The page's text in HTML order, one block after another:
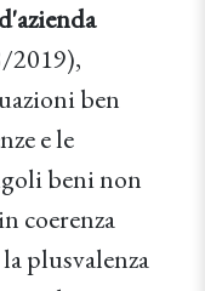
2019),
ben
e le
beni non
coerenza
plusvalenza